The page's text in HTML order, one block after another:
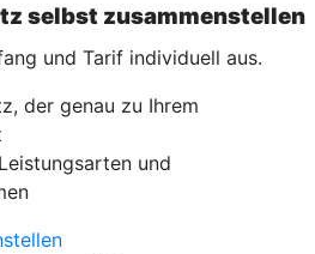
selbst zusammenstellen
und Tarif individuell aus.
der genau zu Ihrem
und